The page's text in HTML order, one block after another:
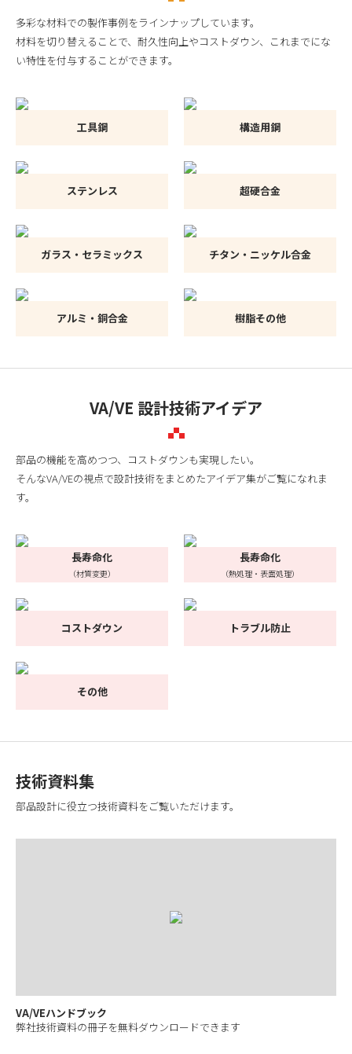
多彩な材料での製作事例をラインナップしています。
材料を切り替えることで、耐久性向上やコストダウン、これまでにな
い特性を付与することができます。
工具鋼 構造用鋼
ステンレス 超硬合金
ガラス・セラミックス チタン・ニッケル合金
アルミ・銅合金 樹脂その他
VA/VE 設計技術アイデア
部品の機能を高めつつ、コストダウンも実現したい。
そんなVA/VEの視点で設計技術をまとめたアイデア集がご覧になれま
す。
長寿命化
（材質変更）
長寿命化
（熱処理・表面処理）
コストダウン トラブル防止
その他
技術資料集
部品設計に役立つ技術資料をご覧いただけます。
VA/VEハンドブック
弊社技術資料の冊子を無料ダウンロードできます